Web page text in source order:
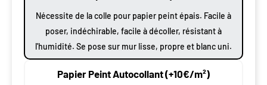
Nécessite de la colle pour papier peint épais. Facile à
poser, indéchirable, facile à décoller, résistant à
l'humidité. Se pose sur mur lisse, propre et blanc uni.
Papier Peint Autocollant (+10€/m²)